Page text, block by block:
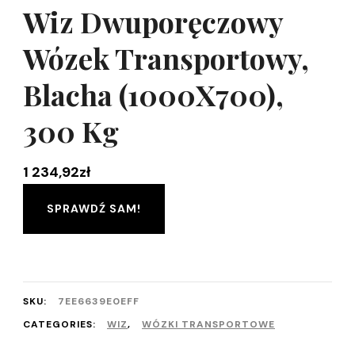
Wiz Dwuporęczowy
Wózek Transportowy,
Blacha (1000X700),
300 Kg
1 234,92zł
SPRAWDŹ SAM!
SKU:
7EE6639E0EFF
CATEGORIES:
WIZ,
WÓZKI TRANSPORTOWE